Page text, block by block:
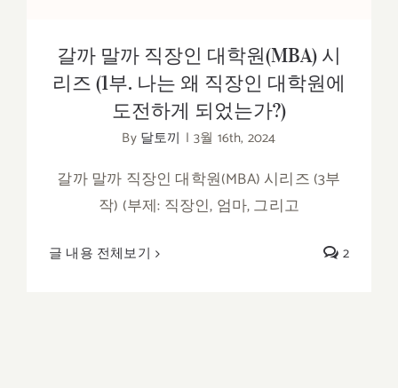
갈까 말까 직장인 대학원(MBA) 시
리즈 (1부. 나는 왜 직장인 대학원에
도전하게 되었는가?)
By 달토끼 | 3월 16th, 2024
갈까 말까 직장인 대학원(MBA) 시리즈 (3부
작) (부제: 직장인, 엄마, 그리고
글 내용 전체보기 2